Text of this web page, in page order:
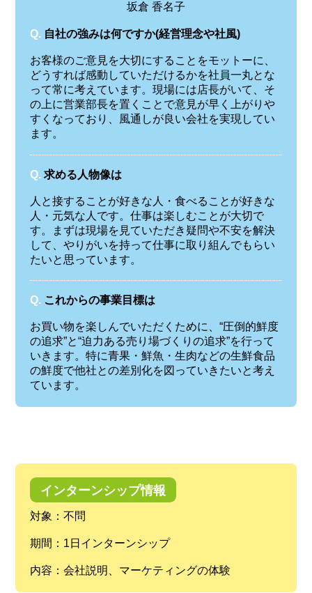
坂倉 香名子
Q. 自社の強みは何ですか(経営理念や社風)
お客様のご意見を大切にすることをモットーに、
どうすれば感動していただけるかを社員一丸とな
って常に考えています。現場には店長がいて、そ
の上に営業部長を置くことで意見が早く上がりや
すくなっており、風通しが良い会社を実現してい
ます。
Q. 求める人物像は
人と接することが好きな人・食べることが好きな
人・元気な人です。仕事は楽しむことが大切で
す。まずは現場を見ていただき疑問や不安を解決
して、やりがいを持って仕事に取り組んでもらい
たいと思っています。
Q. これからの事業目標は
お買い物を楽しんでいただくために、“圧倒的鮮度
の追求”と“迫力ある売り場づくりの追求”を行って
いきます。特に青果・鮮魚・生肉などの生鮮食品
の鮮度で他社との差別化を図っていきたいと考え
ています。
インターンシップ情報
対象：不問
期間：1日インターンシップ
内容：会社説明、マーケティングの体験